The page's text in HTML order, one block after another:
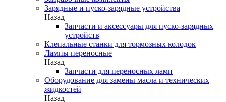
Зарядные и пуско-зарядные устройства
Назад
Запчасти и аксессуары для пуско-зарядных
устройств
Клепальные станки для тормозных колодок
Лампы переносные
Назад
Запчасти для переносных ламп
Оборудование для замены масла и технических
жидкостей
Назад